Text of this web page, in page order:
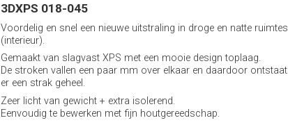
3DXPS 018-045
Voordelig en snel een nieuwe uitstraling in droge en natte ruimtes
(interieur).
Gemaakt van slagvast XPS met een mooie design toplaag.
De stroken vallen een paar mm over elkaar en daardoor ontstaat
er een strak geheel.
Zeer licht van gewicht + extra isolerend.
Eenvoudig te bewerken met fijn houtgereedschap.